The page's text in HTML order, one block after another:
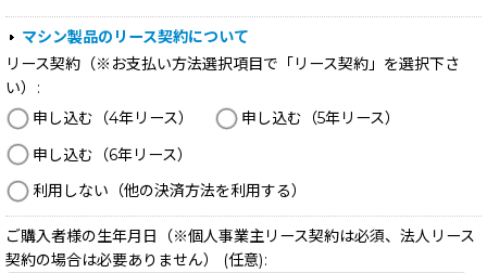
マシン製品のリース契約について
リース契約（※お支払い方法選択項目で「リース契約」を選択下さ
い）
:
申し込む（4年リース）
申し込む（5年リース）
申し込む（6年リース）
利用しない（他の決済方法を利用する）
ご購入者様の生年月日（※個人事業主リース契約は必須、法人リース
契約の場合は必要ありません）
(任意):